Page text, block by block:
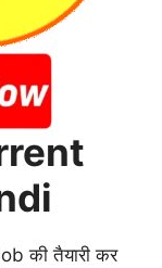
की तैयारी कर